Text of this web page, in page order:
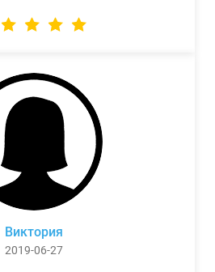
Виктория
2019-06-27